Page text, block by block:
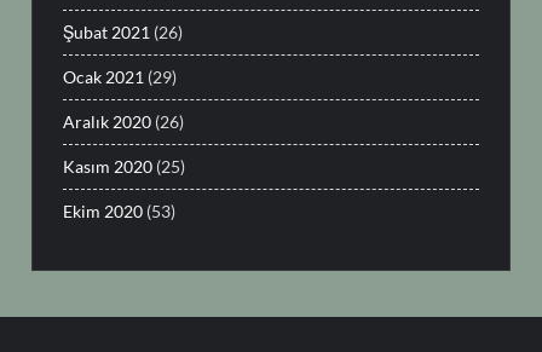
Şubat 2021 (26)
Ocak 2021 (29)
Aralık 2020 (26)
Kasım 2020 (25)
Ekim 2020 (53)